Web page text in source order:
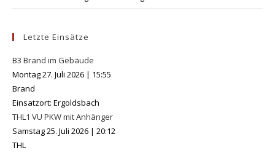
Letzte Einsätze
B3 Brand im Gebäude
Montag 27. Juli 2026 | 15:55
Brand
Einsatzort: Ergoldsbach
THL1 VU PKW mit Anhänger
Samstag 25. Juli 2026 | 20:12
THL